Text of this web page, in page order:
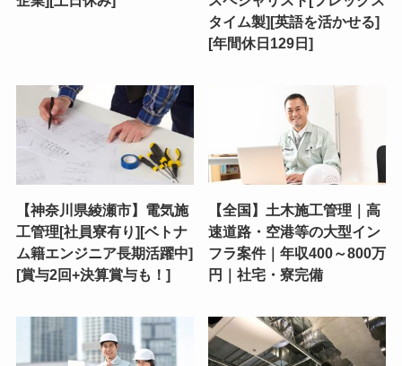
タイム製][英語を活かせる]
[年間休日129日]
【神奈川県綾瀬市】電気施
工管理[社員寮有り][ベトナ
ム籍エンジニア長期活躍中]
[賞与2回+決算賞与も！]
【全国】土木施工管理｜高
速道路・空港等の大型イン
フラ案件｜年収400～800万
円｜社宅・寮完備